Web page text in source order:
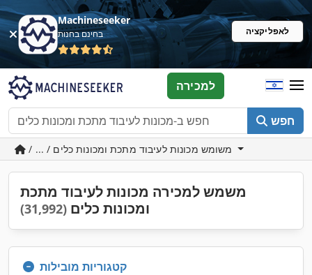
Machineseeker
בחינם בחנות לאפליקציה
חפש
למכירה
משמש למכירה מכונות לעיבוד מתכת
ומכונות כלים (31,992)
קטגוריות מובילות